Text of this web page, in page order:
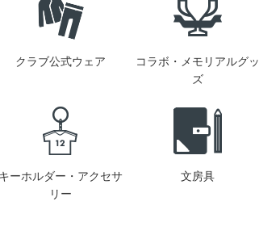
クラブ公式ウェア
コラボ・メモリアルグッ
ズ
キーホルダー・アクセサ
リー
文房具